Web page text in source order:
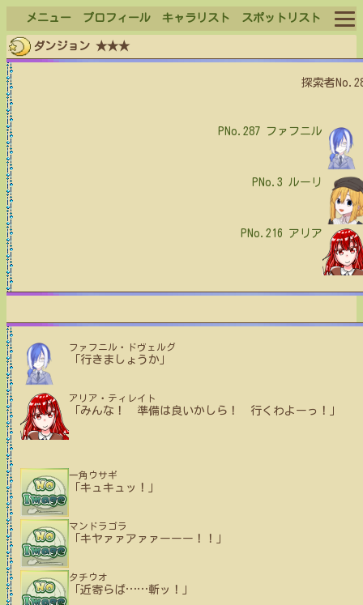
メニュー プロフィール キャラリスト スポットリスト
ログイン
ダンジョン ★★★
探索者
PNo.287 ファフニル
PNo.3 ルーリ
PNo.216 アリア
ファフニル・ドヴェルグ
「行きましょうか」
アリア・ティレイト
「みんな！ 準備は良いかしら！ 行くわよーっ！」
一角ウサギ
「キュキュッ！」
マンドラゴラ
「キヤァァアァァーーー！！」
タチウオ
「近寄らば……斬ッ！」